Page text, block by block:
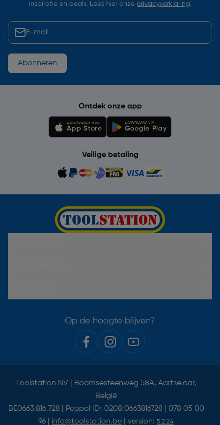
inspiratie en deals. Lees hier onze privacyverklaring.
Abonneren
Ontdek onze app
Downloaden in de
App Store
DOWNLOAD VIA
Google Play
Veilige betaling
Op de hoogte blijven?
Toolstation NV | Boomsesteenweg 58A, Aartselaar,
België
BE0663.816.728 | Peppol ID: 0208:0663816728 | 078 05 00
96 | info@toolstation.be | version: 5.2.24